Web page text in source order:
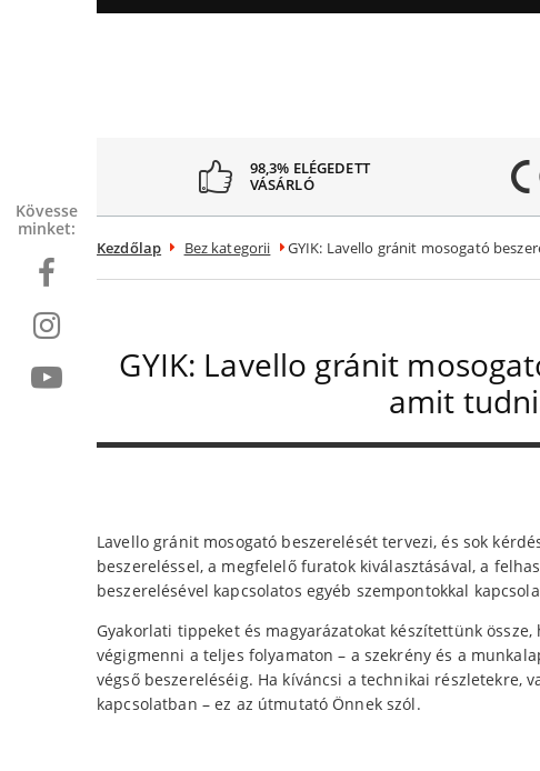
Kövessen
minket:
98,3% ELÉGEDETT
VÁSÁRLÓ
Kezdőlap Bez kategorii GYIK: Lavello gránit mosogató
GYIK: Lavello gránit
amit
Lavello gránit mosogató beszerelését tervezi, és sok
beszereléssel, a megfelelő furatok kiválasztásával, a
beszerelésével kapcsolatos egyéb szempontokkal
Gyakorlati tippeket és magyarázatokat készítettünk
végigmenni a teljes folyamaton – a szekrény és a
végső beszereléséig. Ha kíváncsi a technikai részletekre,
kapcsolatban – ez az útmutató Önnek szól.